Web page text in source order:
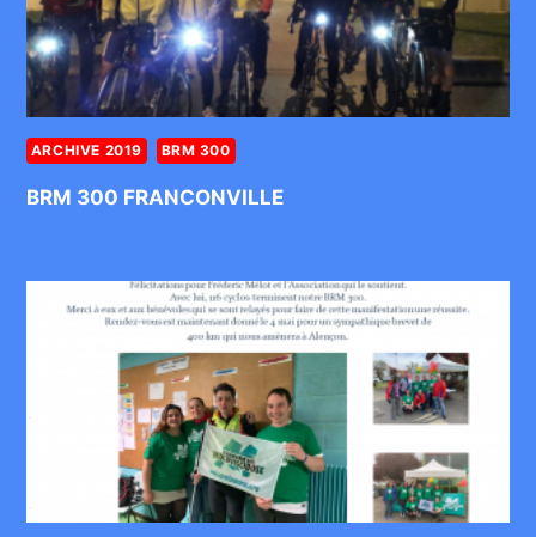
ARCHIVE 2019 BRM 300
BRM 300 FRANCONVILLE